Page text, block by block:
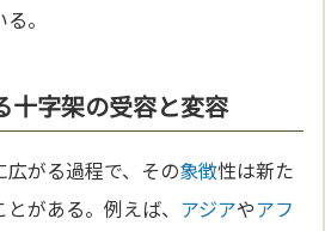
。
十字架の受容と変容
広がる過程で、その象徴性は新た
がある。例えば、 アジアやアフ